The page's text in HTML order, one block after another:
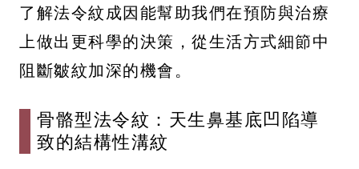
了解法令紋成因能幫助我們在預防與治療
上做出更科學的決策，從生活方式細節中
阻斷皺紋加深的機會。
骨骼型法令紋：天生鼻基底凹陷導
致的結構性溝紋